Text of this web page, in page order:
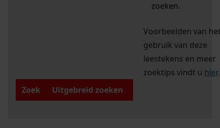
zoeken.
Voorbeelden van
gebruik van deze
leestekens en meer
zoektips vindt u hier.
Zoek
Uitgebreid zoeken